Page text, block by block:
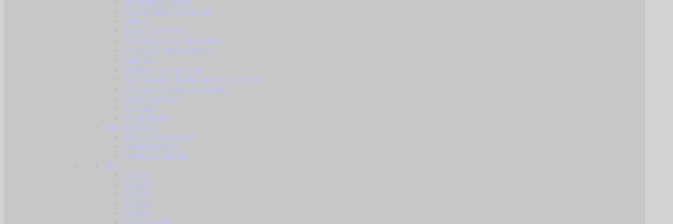
Prednji rukohvati / obloge
Kundaci
Taktičke svjetiljke
Montaže i nosači za svjetiljke
Prigušivači i tracer jedinice
Rail / šine
Vanjske cijevi i adapteri
Kompenzatori trzaja i razbijači plamena
Montaže i adapteri za remnike
Pinovi / štiftovi
Selektori
Ostali dijelovi
Baterije i dodaci
Jednokratne baterije
Punjive baterije
Dodaci za baterije
BB-i
0.20 BB
0.23 BB
0.25 BB
0.28 BB
0.30 BB
0.32 / 0.33 BB